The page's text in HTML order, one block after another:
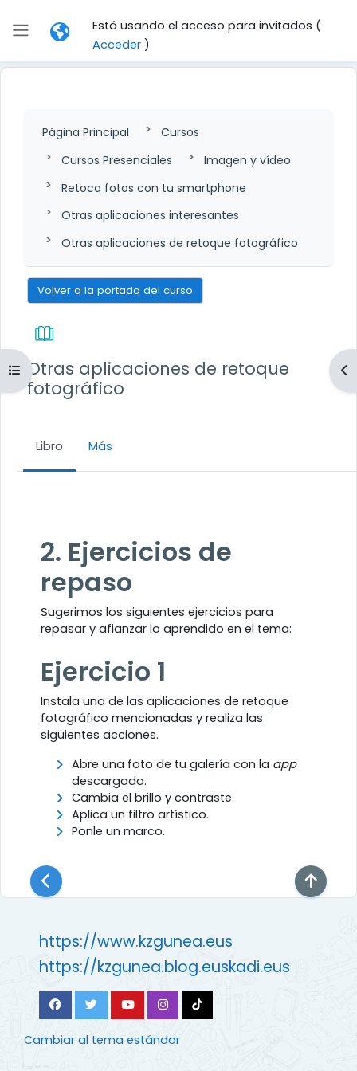
Panel lateral
Está usando el acceso para invitados (
Acceder)
Abrir índice del curso
Página Principal
Cursos
Cursos Presenciales
Imagen y vídeo
Retoca fotos con tu smartphone
Otras aplicaciones interesantes
Otras aplicaciones de retoque fotográfico
Volver a la portada del curso
Otras aplicaciones de retoque
fotográfico
Libro Más
2. Ejercicios de
repaso
Sugerimos los siguientes ejercicios para
repasar y afianzar lo aprendido en el tema:
Ejercicio 1
Instala una de las aplicaciones de retoque
fotográfico mencionadas y realiza las
siguientes acciones.
Abre una foto de tu galería con la app
descargada.
Cambia el brillo y contraste.
Aplica un filtro artístico.
Ponle un marco.
https://www.kzgunea.eus
https://kzgunea.blog.euskadi.eus
Cambiar al tema estándar